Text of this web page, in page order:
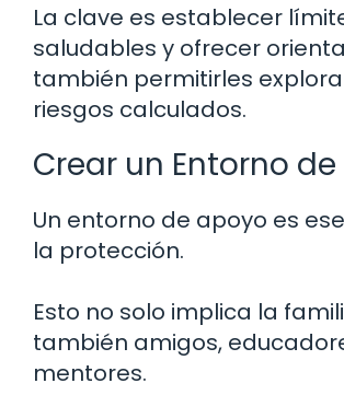
La clave es establecer
saludables y ofrecer
también permitirles
riesgos calculados.
Crear un Entorno
Un entorno de apoyo es
la protección.
Esto no solo implica la
también amigos,
mentores.